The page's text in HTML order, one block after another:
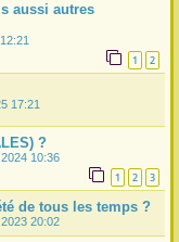
aussi autres
1 2
17:21
?
10:36
1 2 3
de tous les temps ?
20:02